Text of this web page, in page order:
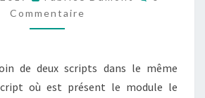
IMPORTATION
Commentaire
de deux scripts dans le même
où est présent le module le